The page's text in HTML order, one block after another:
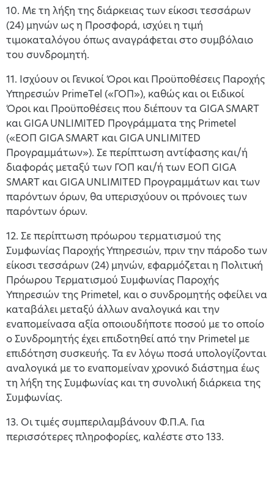
10. Με τη λήξη της διάρκειας των είκοσι τεσσάρων
(24) μηνών ως η Προσφορά, ισχύει η τιμή
τιμοκαταλόγου όπως αναγράφεται στο συμβόλαιο
του συνδρομητή.
11. Ισχύουν οι Γενικοί Όροι και Προϋποθέσεις Παροχής
Υπηρεσιών PrimeΤel («ΓΟΠ»), καθώς και οι Ειδικοί
Όροι και Προϋποθέσεις που διέπουν τα GIGA SMART
και GIGA UNLIMITED Προγράμματα της Primetel
(«ΕΟΠ GIGA SMART και GIGA UNLIMITED
Προγραμμάτων»). Σε περίπτωση αντίφασης και/ή
διαφοράς μεταξύ των ΓΟΠ και/ή των ΕΟΠ GIGA
SMART και GIGA UNLIMITED Προγραμμάτων και των
παρόντων όρων, θα υπερισχύουν οι πρόνοιες των
παρόντων όρων.
12. Σε περίπτωση πρόωρου τερματισμού της
Συμφωνίας Παροχής Υπηρεσιών, πριν την πάροδο των
είκοσι τεσσάρων (24) μηνών, εφαρμόζεται η Πολιτική
Πρόωρου Τερματισμού Συμφωνίας Παροχής
Υπηρεσιών της Primetel, και ο συνδρομητής οφείλει να
καταβάλει μεταξύ άλλων αναλογικά και την
εναπομείνασα αξία οποιουδήποτε ποσού με το οποίο
ο Συνδρομητής έχει επιδοτηθεί από την Primetel με
επιδότηση συσκευής. Τα εν λόγω ποσά υπολογίζονται
αναλογικά με το εναπομείναν χρονικό διάστημα έως
τη λήξη της Συμφωνίας και τη συνολική διάρκεια της
Συμφωνίας.
13. Οι τιμές συμπεριλαμβάνουν Φ.Π.Α. Για
περισσότερες πληροφορίες, καλέστε στο 133.